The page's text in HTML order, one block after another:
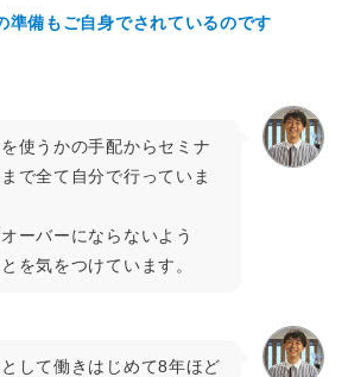
準備もご自身でされているのです
使うかの手配からセミナ
で全て自分で行っていま
ーバーにならないよう
を気をつけています。
して働きはじめて8年ほど